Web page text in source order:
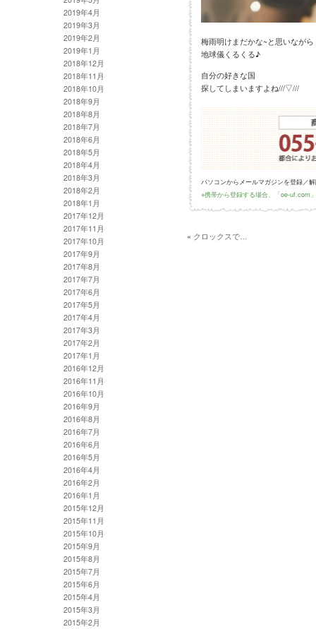
2019年4月
2019年3月
2019年2月
2019年1月
2018年12月
2018年11月
2018年10月
2018年9月
2018年8月
2018年7月
2018年6月
2018年5月
2018年4月
2018年3月
2018年2月
2018年1月
2017年12月
2017年11月
2017年10月
2017年9月
2017年8月
2017年7月
2017年6月
2017年5月
2017年4月
2017年3月
2017年2月
2017年1月
2016年12月
2016年11月
2016年10月
2016年9月
2016年8月
2016年7月
2016年6月
2016年5月
2016年4月
2016年2月
2016年1月
2015年12月
2015年11月
2015年10月
2015年9月
2015年8月
2015年7月
2015年6月
2015年4月
2015年3月
2015年2月
梅雨明けまだかな~と思いながら
地球儀くるくる♪
自分の好きな国
探してしまいますよね///▽///
パソコンからメールマガジンを登録／
※携帯から登録する場合、「oe-uf.com
« クロックスで…